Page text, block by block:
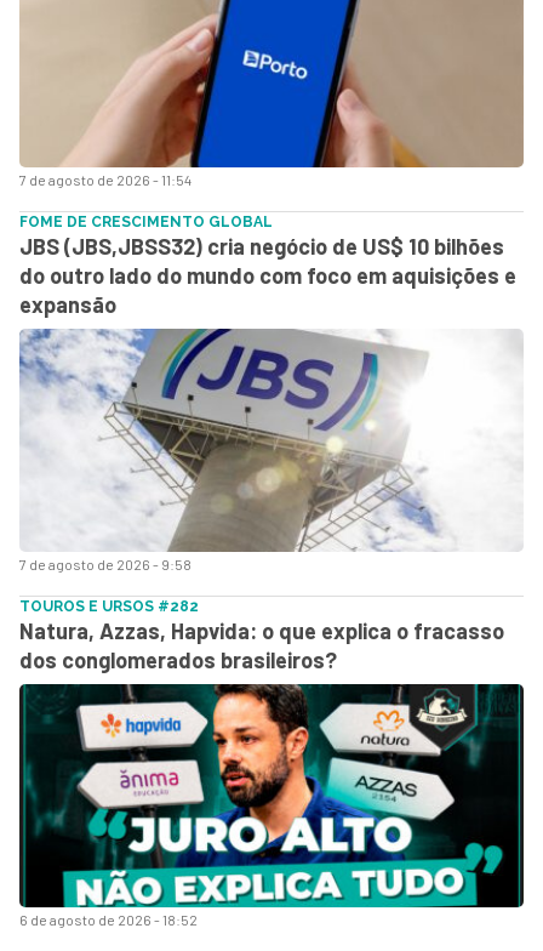
7 de agosto de 2026 - 11:54
7 de agosto de 2026 - 9:58
FOME DE CRESCIMENTO GLOBAL
JBS (JBS,JBSS32) cria negócio de US$ 10 bilhões
do outro lado do mundo com foco em aquisições e
expansão
6 de agosto de 2026 - 18:52
TOUROS E URSOS #282
Natura, Azzas, Hapvida: o que explica o fracasso
dos conglomerados brasileiros?